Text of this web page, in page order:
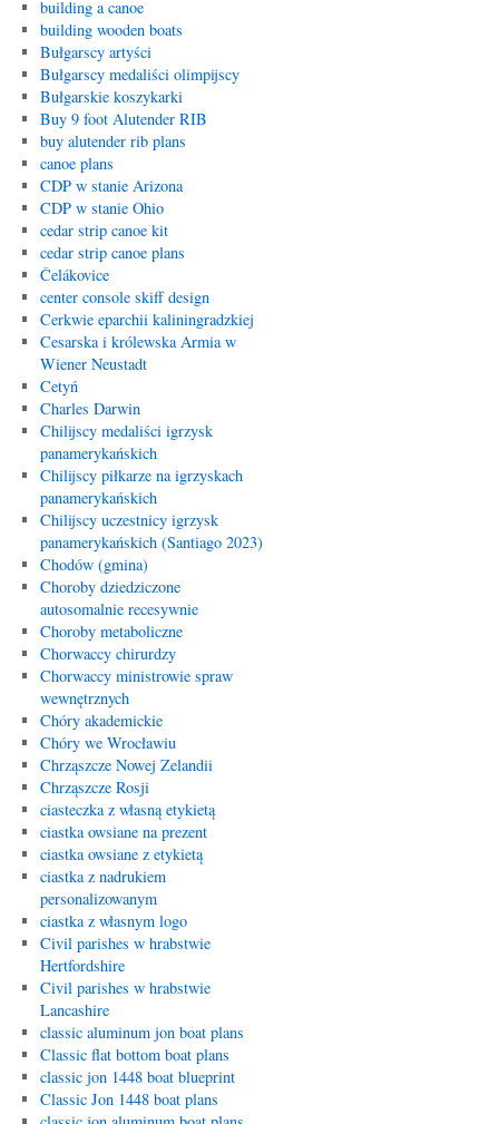
building a canoe
building wooden boats
Bułgarscy artyści
Bułgarscy medaliści olimpijscy
Bułgarskie koszykarki
Buy 9 foot Alutender RIB
buy alutender rib plans
canoe plans
CDP w stanie Arizona
CDP w stanie Ohio
cedar strip canoe kit
cedar strip canoe plans
Čelákovice
center console skiff design
Cerkwie eparchii kaliningradzkiej
Cesarska i królewska Armia w
Wiener Neustadt
Cetyń
Charles Darwin
Chilijscy medaliści igrzysk
panamerykańskich
Chilijscy piłkarze na igrzyskach
panamerykańskich
Chilijscy uczestnicy igrzysk
panamerykańskich (Santiago 2023)
Chodów (gmina)
Choroby dziedziczone
autosomalnie recesywnie
Choroby metaboliczne
Chorwaccy chirurdzy
Chorwaccy ministrowie spraw
wewnętrznych
Chóry akademickie
Chóry we Wrocławiu
Chrząszcze Nowej Zelandii
Chrząszcze Rosji
ciasteczka z własną etykietą
ciastka owsiane na prezent
ciastka owsiane z etykietą
ciastka z nadrukiem
personalizowanym
ciastka z własnym logo
Civil parishes w hrabstwie
Hertfordshire
Civil parishes w hrabstwie
Lancashire
classic aluminum jon boat plans
Classic flat bottom boat plans
classic jon 1448 boat blueprint
Classic Jon 1448 boat plans